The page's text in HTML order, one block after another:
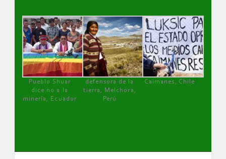
Pueblo Shuar
dice no a la
minería, Ecuador
defensora de la
tierra, Melchora,
Perú
Caimanes, Chile